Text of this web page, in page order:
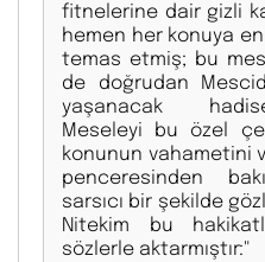
fitnelerine dair gizli
hemen her konuya
temas etmiş; bu
de doğrudan
yaşanacak
Meseleyi bu özel
konunun vahametini
penceresinden
sarsıcı bir şekilde
Nitekim bu
sözlerle aktarmıştır:"